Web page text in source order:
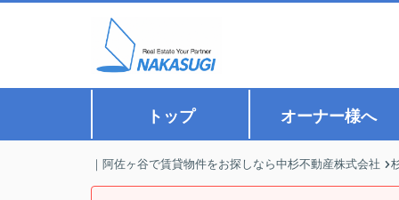
トップ オーナー様へ
｜阿佐ヶ谷で賃貸物件をお探しなら中杉不動産株式会社